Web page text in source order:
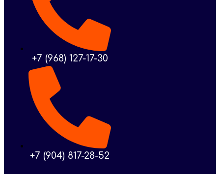
+7 (968) 127-17-30
+7 (904) 817-28-52